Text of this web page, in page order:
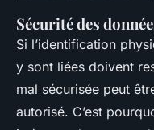
Sécurité des
Si l’identification
y sont liées doivent
mal sécurisée peut
autorisé. C’est